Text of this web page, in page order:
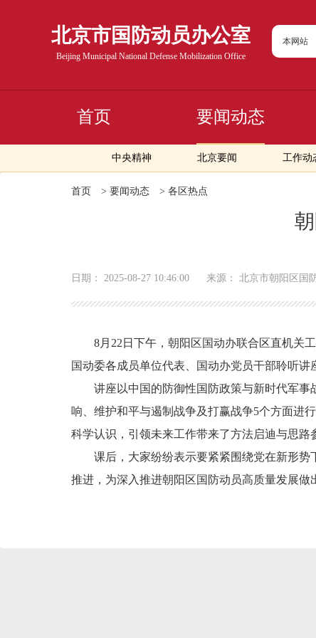
北京市国防动员办公室
Beijing Municipal National Defense Mobilization Office
本网站
首页 要闻动态
中央精神 北京要闻 工作动
首页 > 要闻动态 > 各区热点
日期： 2025-08-27 10:46:00 来源： 北京市朝阳区国
8月22日下午，朝阳区国动办联合区直机关
国动委各成员单位代表、国动办党员干部聆听讲
讲座以中国的防御性国防政策与新时代军
响、维护和平与遏制战争及打赢战争5个方面进
科学认识，引领未来工作带来了方法启迪与思路
课后，大家纷纷表示要紧紧围绕党在新形
推进，为深入推进朝阳区国防动员高质量发展做